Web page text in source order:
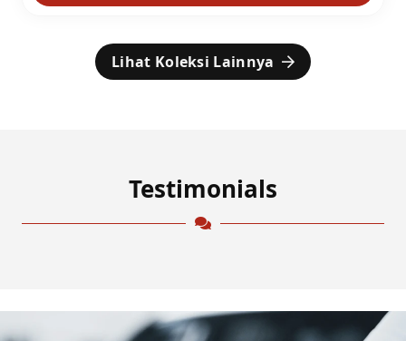
Lihat Koleksi Lainnya
Testimonials